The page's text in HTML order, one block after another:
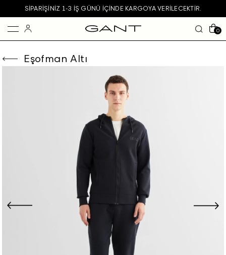
SIPARIŞINIZ 1-3 IŞ GÜNÜ IÇINDE KARGOYA VERILECEKTIR.
0
Eşofman Altı